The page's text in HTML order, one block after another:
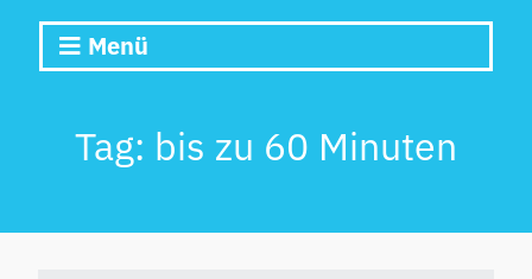
Menü
Tag: bis zu 60 Minuten